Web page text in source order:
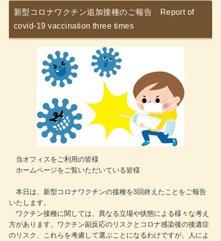
新型コロナワクチン追加接種のご報告 Report of
covid-19 vaccination three times
当オフィスをご利用の皆様
ホームページをご覧いただいている皆様
本日は、新型コロナワクチンの接種を3回終えたことをご報告
いたします。
ワクチン接種に関しては、異なる立場や状態による様々な考え
方があります。ワクチン副反応のリスクとコロナ感染後の後遺症
のリスク、これらを考慮して選ぶことになるわけですが、人によ